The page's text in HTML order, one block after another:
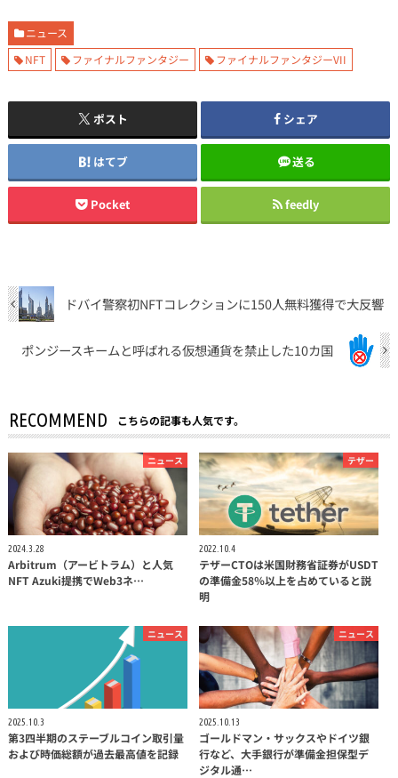
ニュース
NFT
ファイナルファンタジー ファイナルファンタジーVII
ポスト シェア
はてブ 送る
Pocket feedly
ドバイ警察初NFTコレクションに150人無料獲得で大反響
ポンジースキームと呼ばれる仮想通貨を禁止した10カ国
RECOMMEND こちらの記事も人気です。
ニュース
2024.3.28
Arbitrum（アービトラム）と人気
NFT Azuki提携でWeb3ネ…
テザー
2022.10.4
テザーCTOは米国財務省証券がUSDT
の準備金58％以上を占めていると説
明
ニュース
2025.10.3
第3四半期のステーブルコイン取引量
および時価総額が過去最高値を記録
ニュース
2025.10.13
ゴールドマン・サックスやドイツ銀
行など、大手銀行が準備金担保型デ
ジタル通…